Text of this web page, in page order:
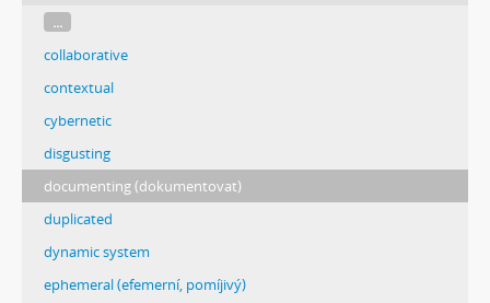
...
collaborative
contextual
cybernetic
disgusting
documenting (dokumentovat)
duplicated
dynamic system
ephemeral (efemerní, pomíjivý)